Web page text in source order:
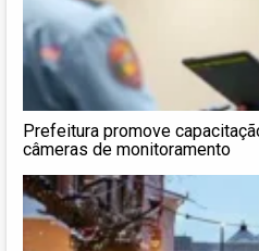
Prefeitura promove
câmeras de monitoramento